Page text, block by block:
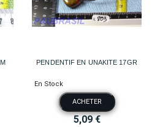
PENDENTIF EN UNAKITE 17GR
En Stock
ACHETER
5,09 €